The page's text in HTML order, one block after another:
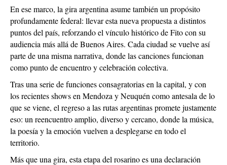
En ese marco, la gira argentina asume también un propósito
profundamente federal: llevar esta nueva propuesta a distintos
puntos del país, reforzando el vínculo histórico de Fito con su
audiencia más allá de Buenos Aires. Cada ciudad se vuelve así
parte de una misma narrativa, donde las canciones funcionan
como punto de encuentro y celebración colectiva.
Tras una serie de funciones consagratorias en la capital, y con
los recientes shows en Mendoza y Neuquén como antesala de lo
que se viene, el regreso a las rutas argentinas promete justamente
eso: un reencuentro amplio, diverso y cercano, donde la música,
la poesía y la emoción vuelven a desplegarse en todo el
territorio.
Más que una gira, esta etapa del rosarino es una declaración